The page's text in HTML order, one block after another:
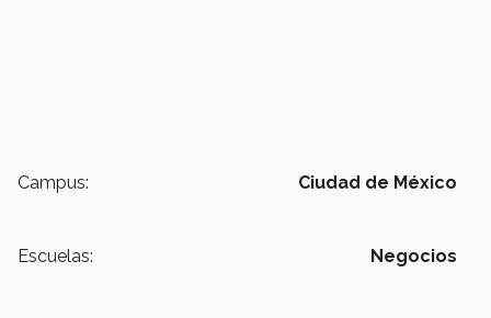
Campus: Ciudad de México
Escuelas: Negocios